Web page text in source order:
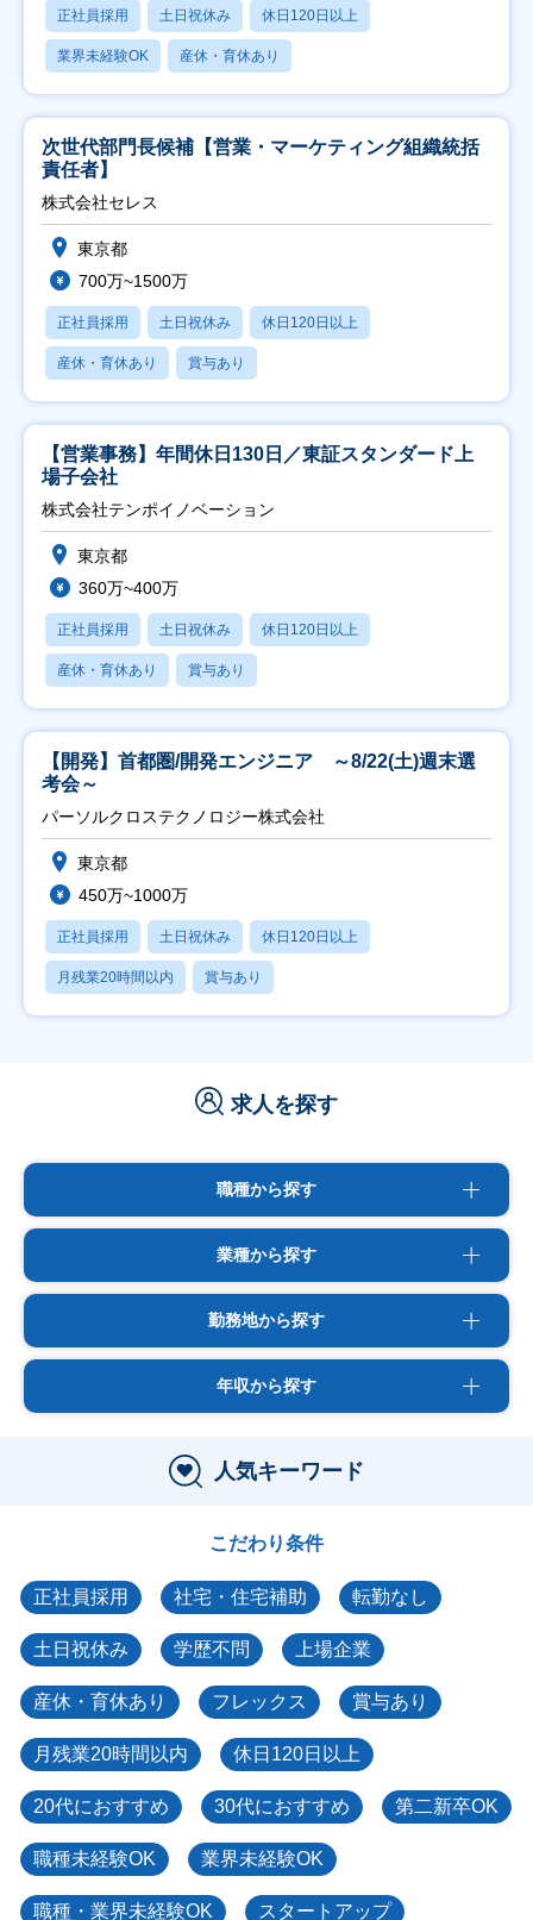
正社員採用 土日祝休み 休日120日以上
業界未経験OK 産休・育休あり
次世代部門長候補【営業・マーケティング組織統括
責任者】
株式会社セレス
東京都
700万~1500万
正社員採用 土日祝休み 休日120日以上
産休・育休あり 賞与あり
【営業事務】年間休日130日／東証スタンダード上
場子会社
株式会社テンポイノベーション
東京都
360万~400万
正社員採用 土日祝休み 休日120日以上
産休・育休あり 賞与あり
【開発】首都圏/開発エンジニア ～8/22(土)週末選
考会～
パーソルクロステクノロジー株式会社
東京都
450万~1000万
正社員採用 土日祝休み 休日120日以上
月残業20時間以内 賞与あり
求人を探す
職種から探す
業種から探す
勤務地から探す
年収から探す
人気キーワード
こだわり条件
正社員採用 社宅・住宅補助 転勤なし
土日祝休み 学歴不問 上場企業
産休・育休あり フレックス 賞与あり
月残業20時間以内 休日120日以上
20代におすすめ 30代におすすめ 第二新卒OK
職種未経験OK 業界未経験OK
職種・業界未経験OK スタートアップ